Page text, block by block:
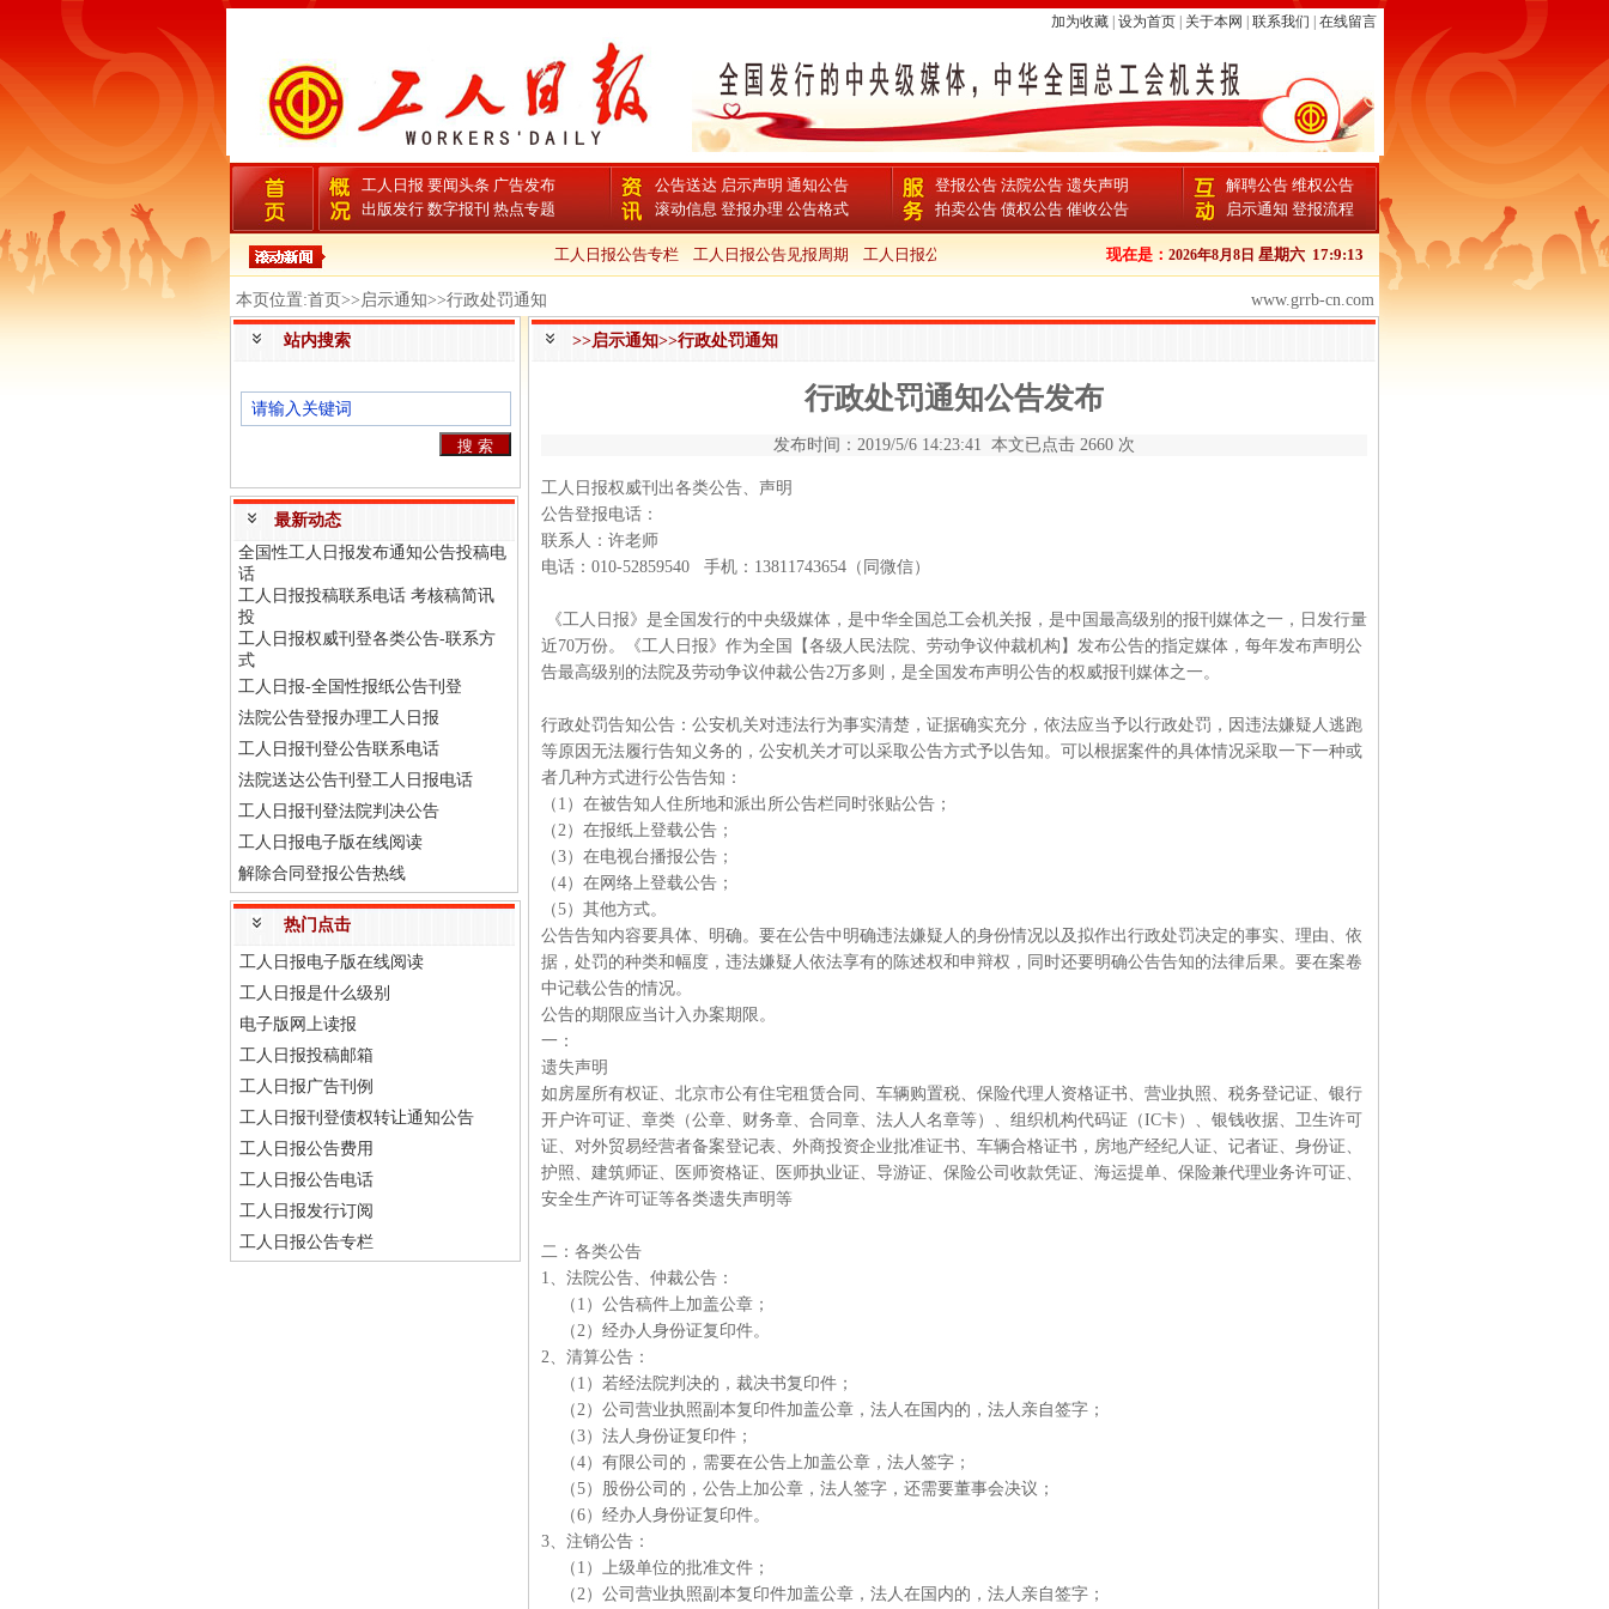
加为收藏| 设为首页| 关于本网 联系我们 在线留言
工人日报 要闻头条 广告发布
出版发行 数字报刊 热点专题
公告送达 启示声明 通知公告
滚动信息 登报办理 公告格式
登报公告 法院公告 遗失声明
拍卖公告 债权公告 催收公告
解聘公告 维权公告
启示通知 登报流程
工人日报公告专栏 工人日报公告见报周期 工人日报公告电话 现在是： 2026年8月8日 星期六 17:9:13
本页位置:首页>>启示通知>>行政处罚通知 www.grrb-cn.com
站内搜索
最新动态
全国性工人日报发布通知公告投稿电
话
工人日报投稿联系电话 考核稿简讯
投
工人日报权威刊登各类公告-联系方
式
工人日报-全国性报纸公告刊登
法院公告登报办理工人日报
工人日报刊登公告联系电话
法院送达公告刊登工人日报电话
工人日报刊登法院判决公告
工人日报电子版在线阅读
解除合同登报公告热线
热门点击
工人日报电子版在线阅读
工人日报是什么级别
电子版网上读报
工人日报投稿邮箱
工人日报广告刊例
工人日报刊登债权转让通知公告
工人日报公告费用
工人日报公告电话
工人日报发行订阅
工人日报公告专栏
>>启示通知>>行政处罚通知
行政处罚通知公告发布
发布时间：2019/5/6 14:23:41 本文已点击 2660 次
工人日报权威刊出各类公告、声明
公告登报电话：
联系人：许老师
电话：010-52859540 手机：13811743654（同微信）
《工人日报》是全国发行的中央级媒体，是中华全国总工会机关报，是中国最高级别的报刊媒体之一，日发行量
近70万份。《工人日报》作为全国【各级人民法院、劳动争议仲裁机构】发布公告的指定媒体，每年发布声明公
告最高级别的法院及劳动争议仲裁公告2万多则，是全国发布声明公告的权威报刊媒体之一。
行政处罚告知公告：公安机关对违法行为事实清楚，证据确实充分，依法应当予以行政处罚，因违法嫌疑人逃跑
等原因无法履行告知义务的，公安机关才可以采取公告方式予以告知。可以根据案件的具体情况采取一下一种或
者几种方式进行公告告知：
（1）在被告知人住所地和派出所公告栏同时张贴公告；
（2）在报纸上登载公告；
（3）在电视台播报公告；
（4）在网络上登载公告；
（5）其他方式。
公告告知内容要具体、明确。要在公告中明确违法嫌疑人的身份情况以及拟作出行政处罚决定的事实、理由、依
据，处罚的种类和幅度，违法嫌疑人依法享有的陈述权和申辩权，同时还要明确公告告知的法律后果。要在案卷
中记载公告的情况。
公告的期限应当计入办案期限。
一：
遗失声明
如房屋所有权证、北京市公有住宅租赁合同、车辆购置税、保险代理人资格证书、营业执照、税务登记证、银行
开户许可证、章类（公章、财务章、合同章、法人人名章等）、组织机构代码证（IC卡）、银钱收据、卫生许可
证、对外贸易经营者备案登记表、外商投资企业批准证书、车辆合格证书，房地产经纪人证、记者证、身份证、
护照、建筑师证、医师资格证、医师执业证、导游证、保险公司收款凭证、海运提单、保险兼代理业务许可证、
安全生产许可证等各类遗失声明等
二：各类公告
1、法院公告、仲裁公告：
（1）公告稿件上加盖公章；
（2）经办人身份证复印件。
2、清算公告：
（1）若经法院判决的，裁决书复印件；
（2）公司营业执照副本复印件加盖公章，法人在国内的，法人亲自签字；
（3）法人身份证复印件；
（4）有限公司的，需要在公告上加盖公章，法人签字；
（5）股份公司的，公告上加公章，法人签字，还需要董事会决议；
（6）经办人身份证复印件。
3、注销公告：
（1）上级单位的批准文件；
（2）公司营业执照副本复印件加盖公章，法人在国内的，法人亲自签字；